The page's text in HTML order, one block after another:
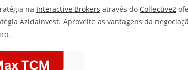
na Interactive Brokers através do Collective2
Azidainvest. Aproveite as vantagens da